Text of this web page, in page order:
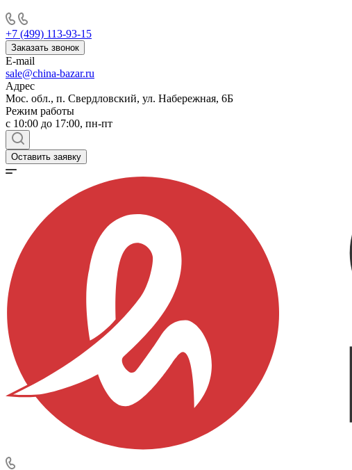
+7 (499) 113-93-15
Заказать звонок
E-mail
sale@china-bazar.ru
Адрес
Мос. обл., п. Свердловский, ул. Набережная, 6Б
Режим работы
c 10:00 до 17:00, пн-пт
Оставить заявку